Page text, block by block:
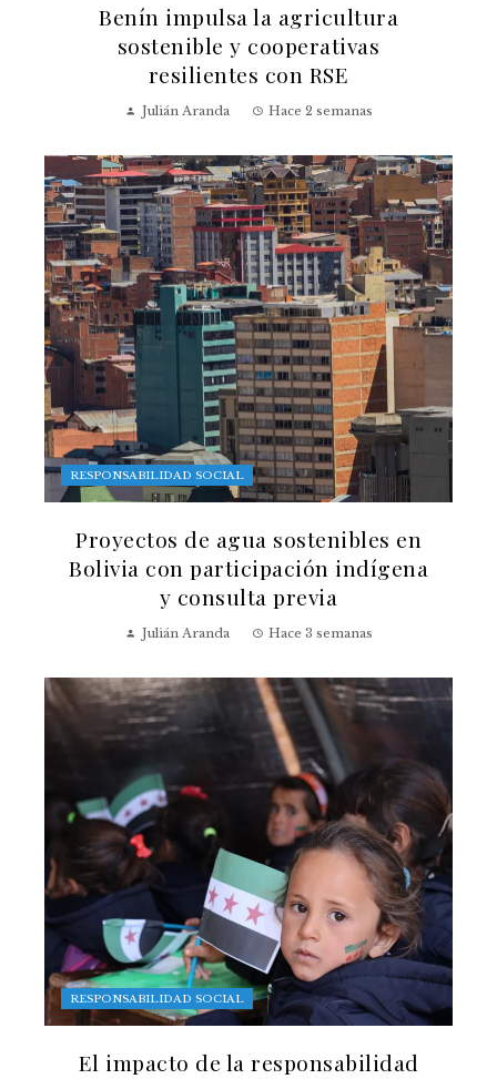
Benín impulsa la agricultura
sostenible y cooperativas
resilientes con RSE
Julián Aranda Hace 2 semanas
RESPONSABILIDAD SOCIAL
Proyectos de agua sostenibles en
Bolivia con participación indígena
y consulta previa
Julián Aranda Hace 3 semanas
RESPONSABILIDAD SOCIAL
El impacto de la responsabilidad